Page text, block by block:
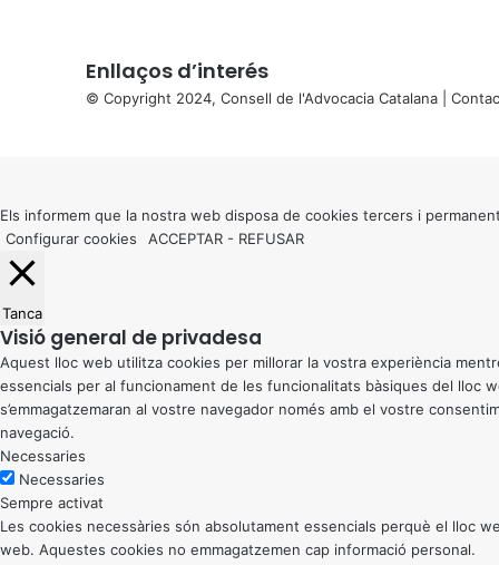
Enllaços d’interés
© Copyright 2024, Consell de l'Advocacia Catalana |
button
Els informem que la nostra web disposa de cookies tercers i
Configurar cookies
ACCEPTAR - REFUSAR
Tanca
Visió general de privadesa
Aquest lloc web utilitza cookies per millorar la vostra experiència
essencials per al funcionament de les funcionalitats bàsiques del lloc
s’emmagatzemaran al vostre navegador només amb el vostre
navegació.
Necessaries
Necessaries
Sempre activat
Les cookies necessàries són absolutament essencials perquè el lloc
web. Aquestes cookies no emmagatzemen cap informació personal.